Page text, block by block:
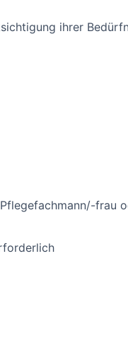
ihrer
frau